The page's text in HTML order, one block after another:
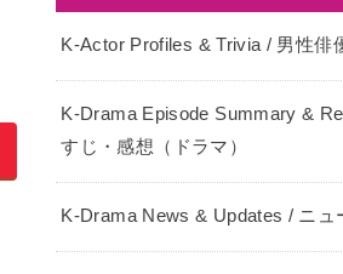
K-Actor Profiles & Trivia / 男性俳
K-Drama Episode Summary &
すじ・感想（ドラマ）
K-Drama News & Updates / ニュ